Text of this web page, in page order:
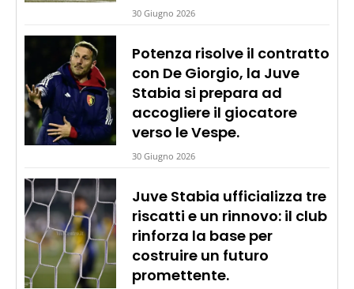
30 Giugno 2026
Potenza risolve il contratto
con De Giorgio, la Juve
Stabia si prepara ad
accogliere il giocatore
verso le Vespe.
30 Giugno 2026
Juve Stabia ufficializza tre
riscatti e un rinnovo: il club
rinforza la base per
costruire un futuro
promettente.